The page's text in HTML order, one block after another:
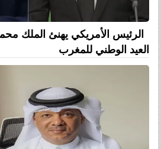
الرئيس الأمريكي يهنئ الملك
العيد الوطني للمغرب